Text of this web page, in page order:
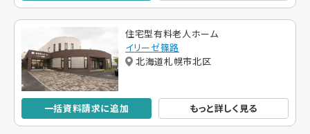
住宅型有料老人ホーム
イリーゼ篠路
北海道札幌市北区
一括資料請求に追加 もっと詳しく見る